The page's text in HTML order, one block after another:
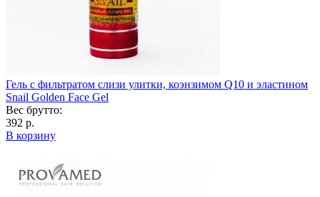
Гель с фильтратом слизи улитки, коэнзимом Q10 и эластином
Snail Golden Face Gel
Вес брутто:
392 р.
В корзину